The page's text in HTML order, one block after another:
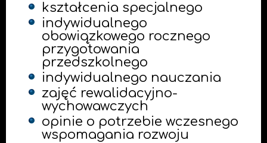
kształcenia specjalnego
indywidualnego
obowiązkowego rocznego
przygotowania
przedszkolnego
indywidualnego nauczania
zajęć rewalidacyjno-
wychowawczych
opinie o potrzebie wczesnego
wspomagania rozwoju